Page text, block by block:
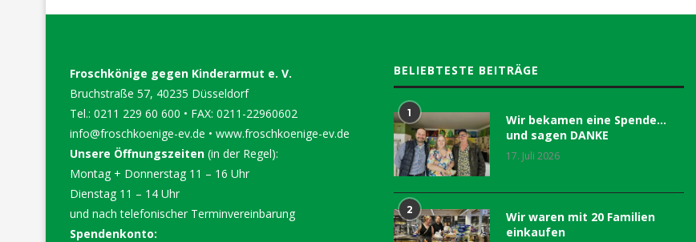
Froschkönige gegen Kinderarmut e. V.
Bruchstraße 57, 40235 Düsseldorf
Tel.: 0211 229 60 600 • FAX: 0211-22960602
info@froschkoenige-ev.de • www.froschkoenige-ev.de
Unsere Öffnungszeiten (in der Regel):
Montag + Donnerstag 11 – 16 Uhr
Dienstag 11 – 14 Uhr
und nach telefonischer Terminvereinbarung
Spendenkonto:
BELIEBTESTE BEITRÄGE
1
Wir bekamen eine Spende…
und sagen DANKE
17. Juli 2026
2
Wir waren mit 20 Familien
einkaufen